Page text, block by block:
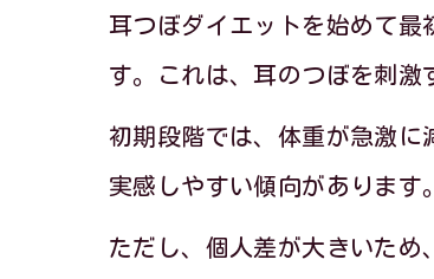
耳つぼダイエットを始めて
す。これは、耳のつぼを刺激
初期段階では、体重が急激に
実感しやすい傾向があります
ただし、個人差が大きいため